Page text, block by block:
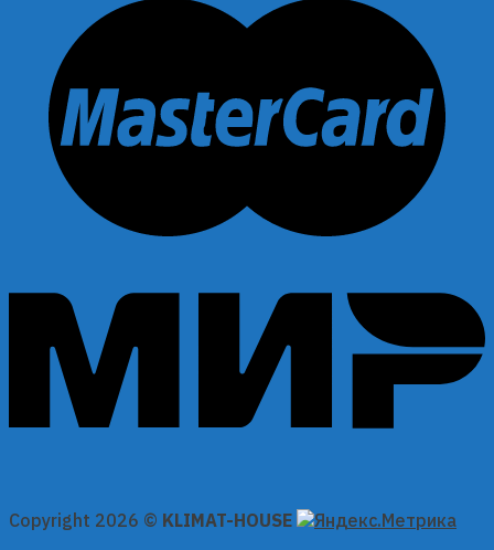
Copyright 2026 © KLIMAT-HOUSE